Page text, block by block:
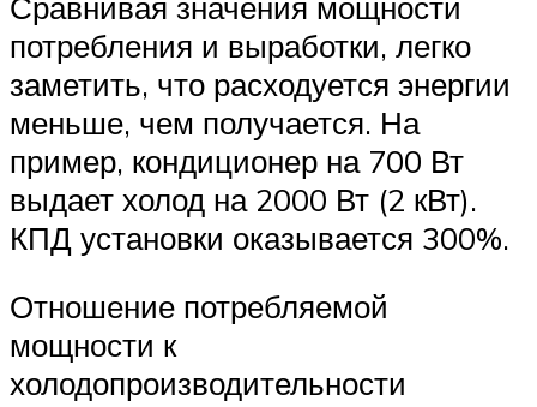
потребления и выработки, легко
заметить, что расходуется энергии
меньше, чем получается. На
пример, кондиционер на 700 Вт
выдает холод на 2000 Вт (2 кВт).
КПД установки оказывается 300%.
Отношение потребляемой
мощности к
холодопроизводительности